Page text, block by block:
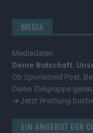
MEDIA
Mediadaten
Deine Botschaft.
Ob Sponsored Post,
Deine Zielgruppe
➔ Jetzt Werbung
EIN ANGEBOT DER